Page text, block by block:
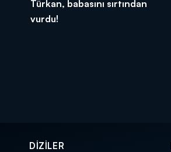
Türkan, babasını sırtından
vurdu!
DİZİLER